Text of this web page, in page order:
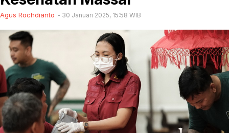
Agus Rochdianto 30 Januari 2025, 15:58 WIB